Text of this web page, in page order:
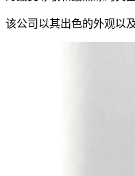
该公司以其出色的外观以